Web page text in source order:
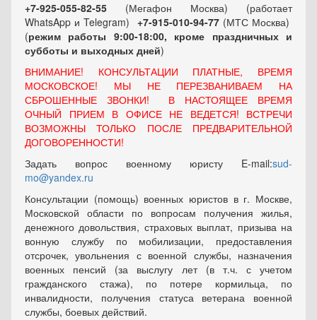
+7-925-055-82-55 (Мегафон Москва) (работает
WhatsApp и Telegram) +7-915-010-94-77 (МТС Москва)
(режим работы 9:00-18:00, кроме праздничных и
субботы и выходных дней)
ВНИМАНИЕ! КОНСУЛЬТАЦИИ ПЛАТНЫЕ, ВРЕМЯ
МОСКОВСКОЕ! МЫ НЕ ПЕРЕЗВАНИВАЕМ НА
СБРОШЕННЫЕ ЗВОНКИ! В НАСТОЯЩЕЕ ВРЕМЯ
ОЧНЫЙ ПРИЕМ В ОФИСЕ НЕ ВЕДЕТСЯ! ВСТРЕЧИ
ВОЗМОЖНЫ ТОЛЬКО ПОСЛЕ ПРЕДВАРИТЕЛЬНОЙ
ДОГОВОРЕННОСТИ!
Задать вопрос военному юристу E-mail:sud-
mo@yandex.ru
Консультации (помощь) военных юристов в г. Москве,
Московской области по вопросам получения жилья,
денежного довольствия, страховых выплат, призыва на
вонную службу по мобилизации, предоставления
отсрочек, увольнения с военной службы, назначения
военных пенсий (за выслугу лет (в т.ч. с учетом
гражданского стажа), по потере кормильца, по
инвалидности, получения статуса ветерана военной
службы, боевых действий.